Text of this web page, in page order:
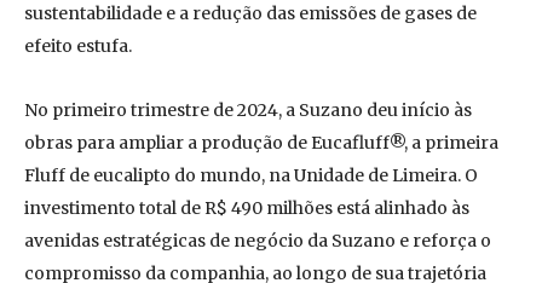
sustentabilidade e a redução das emissões de gases de
efeito estufa.
No primeiro trimestre de 2024, a Suzano deu início às
obras para ampliar a produção de Eucafluff®, a primeira
Fluff de eucalipto do mundo, na Unidade de Limeira. O
investimento total de R$ 490 milhões está alinhado às
avenidas estratégicas de negócio da Suzano e reforça o
compromisso da companhia, ao longo de sua trajetória